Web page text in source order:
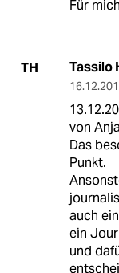
Für
TH Tassilo
von
Das
Punkt.
auch
ein
und